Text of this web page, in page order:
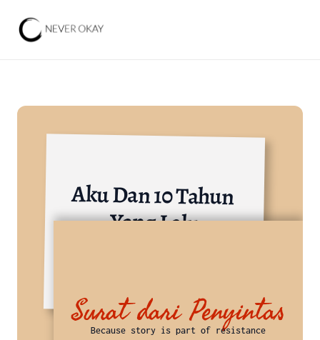
Aku Dan 10 Tahun
Yang Lalu
Surat dari Penyintas
Because story is part of resistance